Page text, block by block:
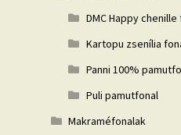
DMC Happy chenille
Kartopu zsenília
Panni 100%
Puli pamutfonal
Makraméfonalak